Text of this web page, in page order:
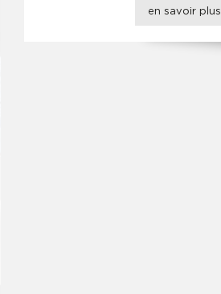
en savoir plus